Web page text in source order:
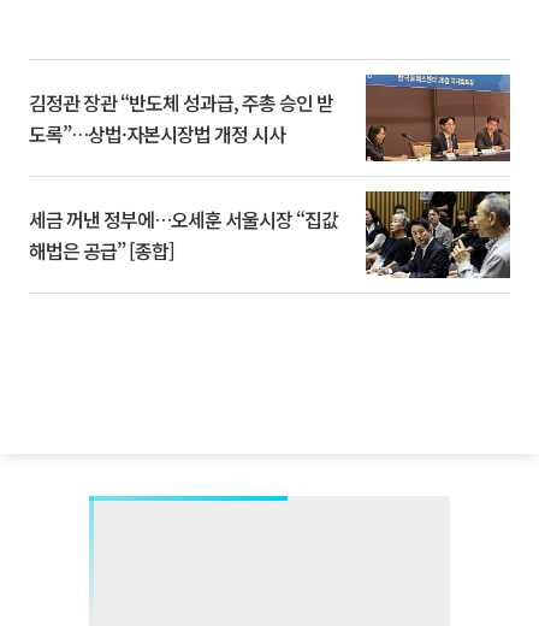
김정관 장관 “반도체 성과급, 주총 승인 받
도록”…상법·자본시장법 개정 시사
세금 꺼낸 정부에…오세훈 서울시장 “집값
해법은 공급” [종합]